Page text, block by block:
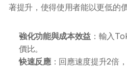
著提升，使得使用者能以更低的
強化功能與成本效益 ：輸入
價比。
快速反應：回應速度提升2倍